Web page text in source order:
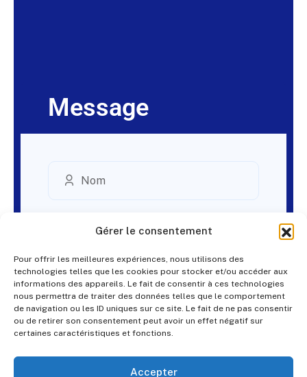
Gérer le consentement
Pour offrir les meilleures expériences, nous utilisons des
technologies telles que les cookies pour stocker et/ou accéder aux
informations des appareils. Le fait de consentir à ces technologies
nous permettra de traiter des données telles que le comportement
de navigation ou les ID uniques sur ce site. Le fait de ne pas consentir
ou de retirer son consentement peut avoir un effet négatif sur
certaines caractéristiques et fonctions.
Accepter
Message